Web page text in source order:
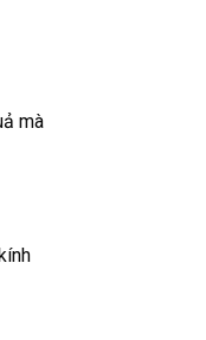
mà